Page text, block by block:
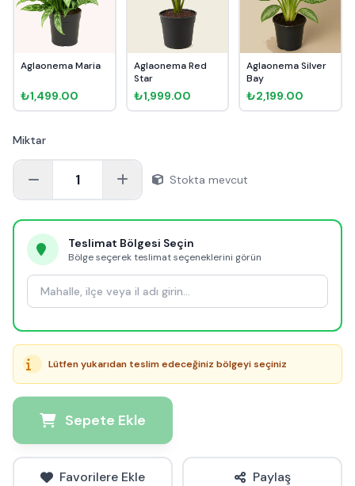
Aglaonema Maria
₺1,499.00
Aglaonema Red
Star
₺1,999.00
Aglaonema Silver
Bay
₺2,199.00
Miktar
1 Stokta mevcut
Teslimat Bölgesi Seçin
Bölge seçerek teslimat seçeneklerini görün
Lütfen yukarıdan teslim edeceğiniz bölgeyi seçiniz
Sepete Ekle
Favorilere Ekle Paylaş